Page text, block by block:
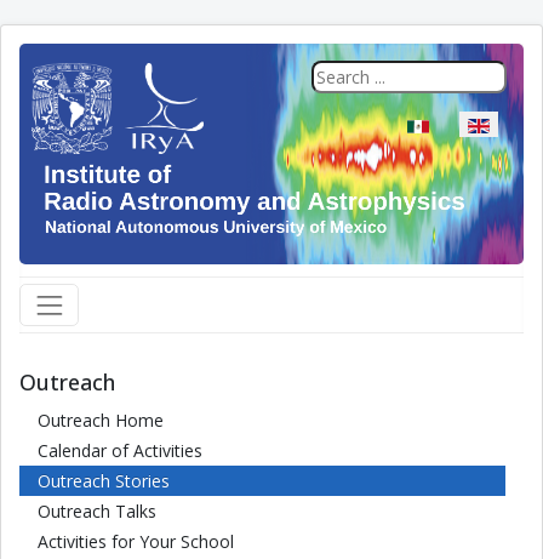
Select your
Outreach
Outreach Home
Calendar of Activities
Outreach Stories
Outreach Talks
Activities for Your School